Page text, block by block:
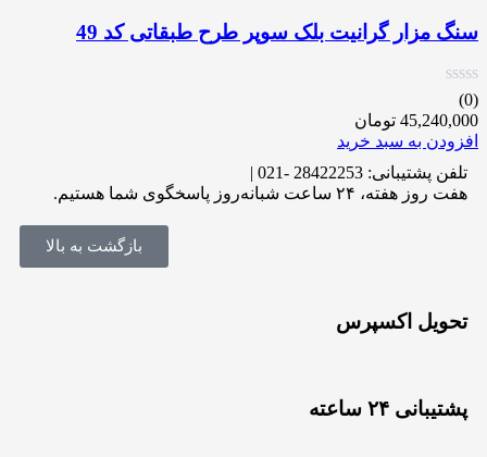
سنگ مزار گرانیت بلک سوپر طرح طبقاتی کد 49
(0)
45,240,000 تومان
افزودن به سبد خرید
تلفن پشتیبانی: 28422253 -021 |
هفت روز هفته، ۲۴ ساعت شبانه‌روز پاسخگوی شما هستیم.
بازگشت به بالا
تحویل اکسپرس
پشتیبانی ۲۴ ساعته